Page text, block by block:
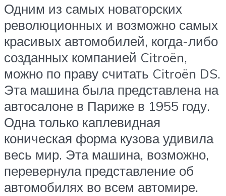
Одним из самых новаторских
революционных и возможно самых
красивых автомобилей, когда-либо
созданных компанией Citroën,
можно по праву считать Citroën DS.
Эта машина была представлена на
автосалоне в Париже в 1955 году.
Одна только каплевидная
коническая форма кузова удивила
весь мир. Эта машина, возможно,
перевернула представление об
автомобилях во всем автомире.